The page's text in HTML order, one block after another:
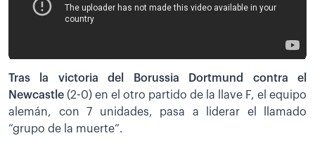
Tras la victoria del Borussia Dortmund contra el
Newcastle (2-0) en el otro partido de la llave F, el equipo
alemán, con 7 unidades, pasa a liderar el llamado
“grupo de la muerte”.